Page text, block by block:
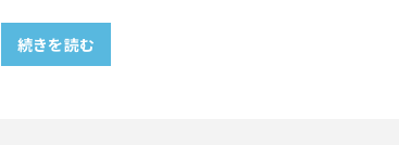
続きを読む